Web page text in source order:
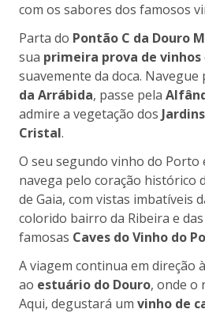
com os sabores dos famosos
Parta do Pontão C da Douro
sua primeira prova de vinhos
suavemente da doca. Navegue
da Arrábida, passe pela
admire a vegetação dos
Cristal.
O seu segundo vinho do Porto
navega pelo coração histórico
de Gaia, com vistas imbatíveis
colorido bairro da Ribeira e
famosas Caves do Vinho do
A viagem continua em direção
ao estuário do Douro, onde o
Aqui, degustará um vinho de